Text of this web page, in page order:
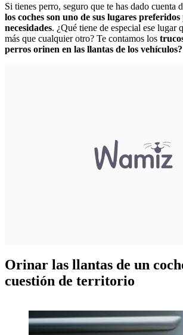
Si tienes perro, seguro que te has dado cuenta
los coches son uno de sus lugares
necesidades. ¿Qué tiene de especial ese lugar
más que cualquier otro? Te contamos los
perros orinen en las llantas de los vehículos?
Orinar las llantas de un
cuestión de territorio